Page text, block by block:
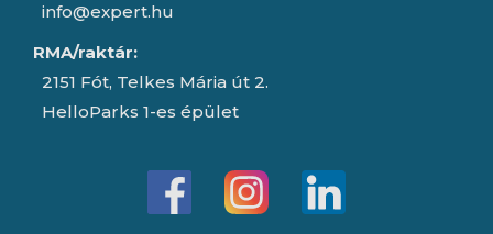
info@expert.hu
RMA/raktár:
2151 Fót, Telkes Mária út 2.
HelloParks 1-es épület